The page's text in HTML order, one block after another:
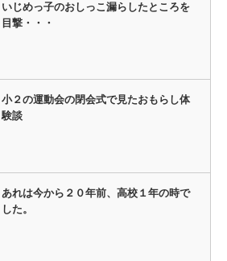
いじめっ子のおしっこ漏らしたところを
目撃・・・
小２の運動会の閉会式で見たおもらし体
験談
あれは今から２０年前、高校１年の時で
した。